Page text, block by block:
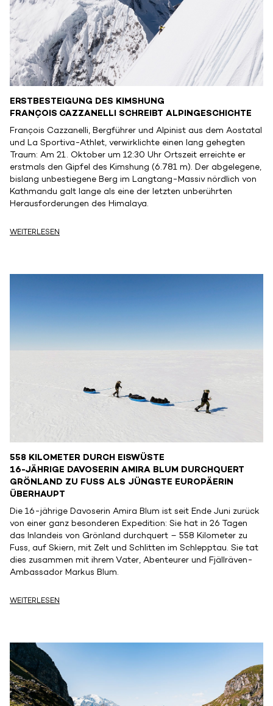
ERSTBESTEIGUNG DES KIMSHUNG
FRANÇOIS CAZZANELLI SCHREIBT ALPINGESCHICHTE
François Cazzanelli, Bergführer und Alpinist aus dem Aostatal
und La Sportiva-Athlet, verwirklichte einen lang gehegten
Traum: Am 21. Oktober um 12:30 Uhr Ortszeit erreichte er
erstmals den Gipfel des Kimshung (6.781 m). Der abgelegene,
bislang unbestiegene Berg im Langtang-Massiv nördlich von
Kathmandu galt lange als eine der letzten unberührten
Herausforderungen des Himalaya.
WEITERLESEN
558 KILOMETER DURCH EISWÜSTE
16-JÄHRIGE DAVOSERIN AMIRA BLUM DURCHQUERT
GRÖNLAND ZU FUSS ALS JÜNGSTE EUROPÄERIN
ÜBERHAUPT
Die 16-jährige Davoserin Amira Blum ist seit Ende Juni zurück
von einer ganz besonderen Expedition: Sie hat in 26 Tagen
das Inlandeis von Grönland durchquert – 558 Kilometer zu
Fuss, auf Skiern, mit Zelt und Schlitten im Schlepptau. Sie tat
dies zusammen mit ihrem Vater, Abenteurer und Fjällräven-
Ambassador Markus Blum.
WEITERLESEN